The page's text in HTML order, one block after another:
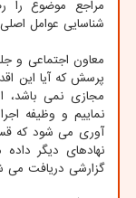
مراجع موضوع را
شناسایی عوامل
معاون اجتماعی و
پرسش که آیا این
مجازی نمی باشد،
نماییم و وظیفه
آوری می شود که
نهادهای دیگر
گزارشی دریافت می